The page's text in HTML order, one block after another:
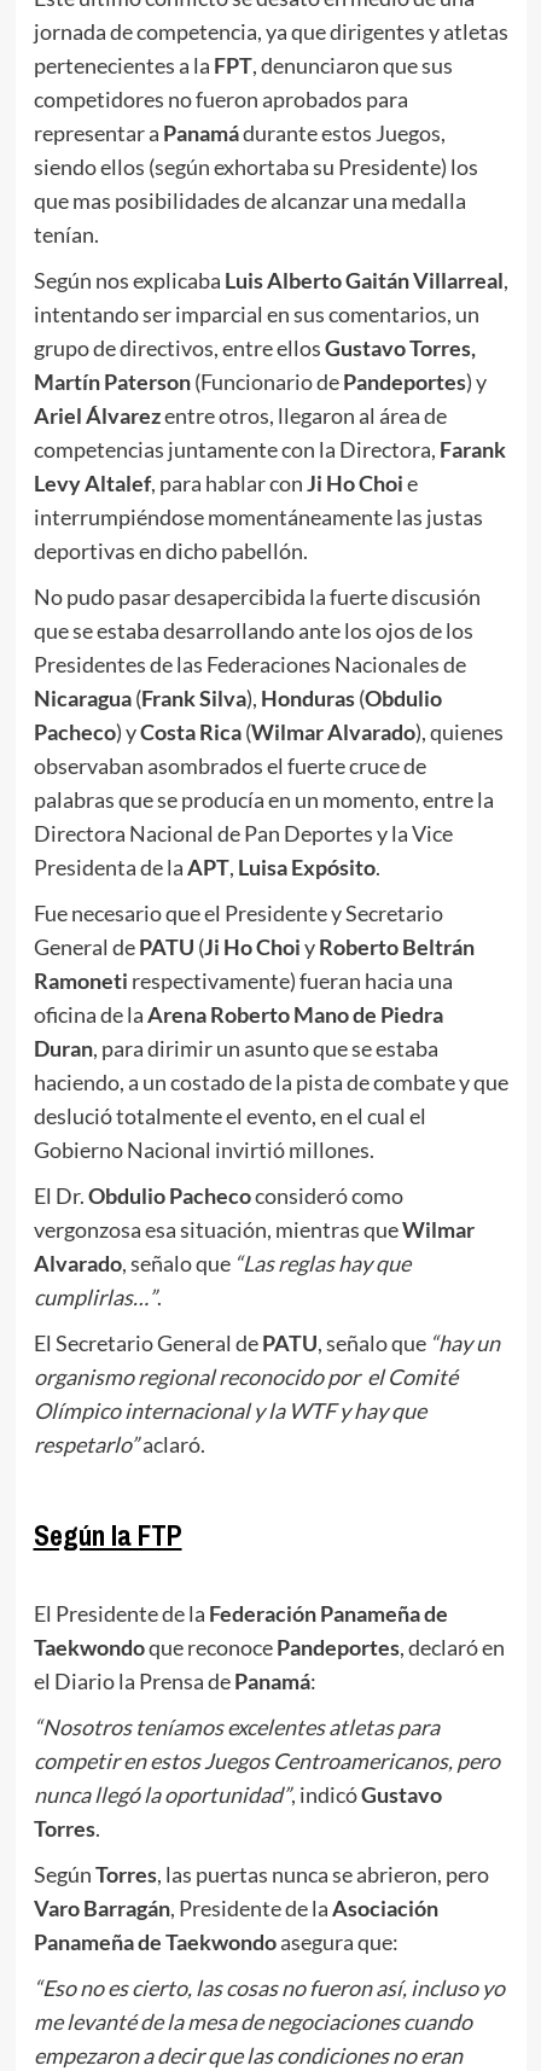
jornada de competencia, ya que dirigentes y atletas
pertenecientes a la FPT, denunciaron que sus
competidores no fueron aprobados para
representar a Panamádurante estos Juegos,
siendo ellos (según exhortaba su Presidente) los
que mas posibilidades de alcanzar una medalla
tenían.
Según nos explicaba Luis Alberto Gaitán Villarreal,
intentando ser imparcial en sus comentarios, un
grupo de directivos, entre ellosGustavo Torres,
Martín Paterson(Funcionario dePandeportes) y
Ariel Álvarezentre otros, llegaron al área de
competencias juntamente con la Directora, Farank
Levy Altalef, para hablar conJi Ho Choie
interrumpiéndose momentáneamente las justas
deportivas en dicho pabellón.
No pudo pasar desapercibida la fuerte discusión
que se estaba desarrollando ante los ojos de los
Presidentes de las Federaciones Nacionales de
Nicaragua(Frank Silva), Honduras(Obdulio
Pacheco) yCosta Rica(Wilmar Alvarado), quienes
observaban asombrados el fuerte cruce de
palabras que se producía en un momento, entre la
Directora Nacional de Pan Deportes y la Vice
Presidenta de laAPT, Luisa Expósito.
Fue necesario que el Presidente y Secretario
General dePATU (Ji Ho ChoiyRoberto Beltrán
Ramoneti respectivamente) fueran hacia una
oficina de laArena Roberto Mano de Piedra
Duran, para dirimir un asunto que se estaba
haciendo, a un costado de la pista de combate y que
deslució totalmente el evento, en el cual el
Gobierno Nacional invirtió millones.
El Dr.Obdulio Pachecoconsideró como
vergonzosa esa situación, mientras queWilmar
Alvarado, señalo que “Las reglas hay que
cumplirlas…”.
El Secretario General dePATU, señalo que“hay un
organismo regional reconocido por el Comité
Olímpico internacional y la WTF y hay que
respetarlo”aclaró.
Según la FTP
El Presidente de la Federación Panameña de
Taekwondoque reconocePandeportes, declaró en
el Diario la Prensa dePanamá:
“Nosotros teníamos excelentes atletas para
competir en estos Juegos Centroamericanos, pero
nunca llegó la oportunidad”, indicóGustavo
Torres.
SegúnTorres, las puertas nunca se abrieron, pero
Varo Barragán, Presidente de laAsociación
Panameña de Taekwondoasegura que:
“Eso no es cierto, las cosas no fueron así, incluso yo
me levanté de la mesa de negociaciones cuando
empezaron a decir que las condiciones no eran